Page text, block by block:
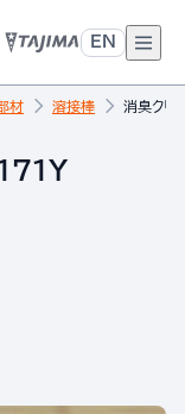
EN
材 溶接棒 消臭クリ